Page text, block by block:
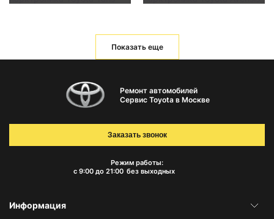
Показать еще
Ремонт автомобилей
Сервис Toyota в Москве
Режим работы:
с 9:00 до 21:00 без выходных
Заказать звонок
Информация